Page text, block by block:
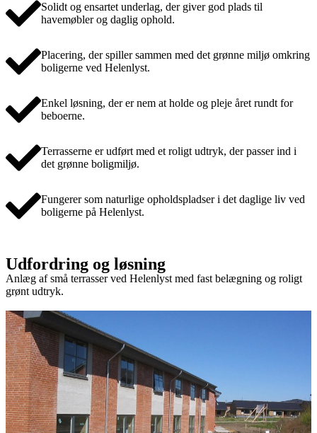
Solidt og ensartet underlag, der giver god plads til
havemøbler og daglig ophold.
Placering, der spiller sammen med det grønne miljø omkring
boligerne ved Helenlyst.
Enkel løsning, der er nem at holde og pleje året rundt for
beboerne.
Terrasserne er udført med et roligt udtryk, der passer ind i
det grønne boligmiljø.
Fungerer som naturlige opholdspladser i det daglige liv ved
boligerne på Helenlyst.
Udfordring og løsning
Anlæg af små terrasser ved Helenlyst med fast belægning og roligt
grønt udtryk.